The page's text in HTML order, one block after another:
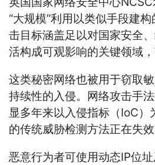
“大规模”利用以类似手段建
击目标涵盖足以对国家安全
活构成可观影响的关键领域，
这类秘密网络也被用于窃取
持续性的入侵。网络攻击手
显多年来以入侵指标（IoC）
的传统威胁检测方法正在失效
恶意行为者可使用动态IP位址